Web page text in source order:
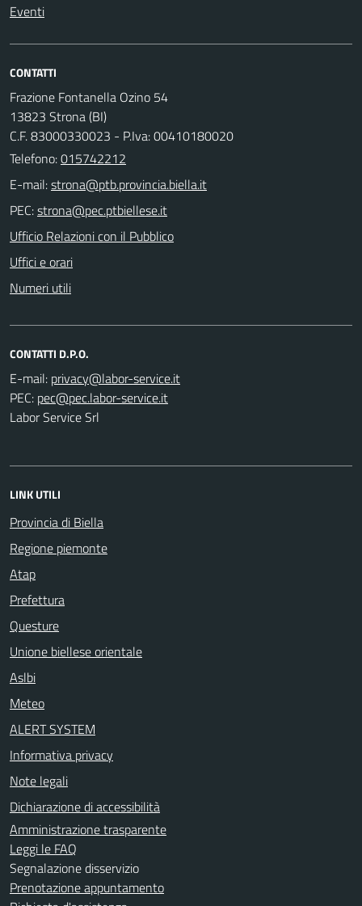
Eventi
CONTATTI
Frazione Fontanella Ozino 54
13823 Strona (BI)
C.F. 83000330023 - P.Iva: 00410180020
Telefono:015742212
E-mail:
PEC:
Ufficio Relazioni con il Pubblico
Uffici e orari
Numeri utili
CONTATTI D.P.O.
E-mail:
PEC:
Labor Service Srl
LINK UTILI
Provincia di Biella
Regione piemonte
Atap
Prefettura
Questure
Unione biellese orientale
Aslbi
Meteo
ALERT SYSTEM
Informativa privacy
Note legali
Dichiarazione di accessibilità
Amministrazione trasparente
Leggi le FAQ
Segnalazione disservizio
Prenotazione appuntamento